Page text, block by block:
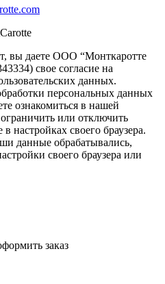
вы даете ООО “Монткаротте
свое согласие на
данных.
персональных данных
ознакомиться в нашей
или отключить
настройках своего браузера.
данные обрабатывались,
своего браузера или
заказ